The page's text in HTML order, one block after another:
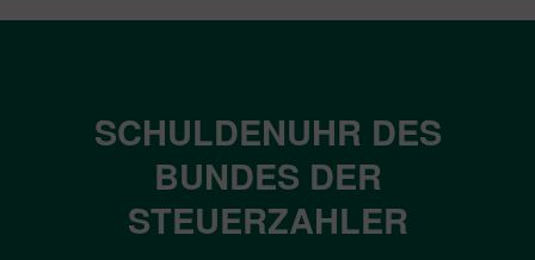
SCHULDENUHR DES
BUNDES DER
STEUERZAHLER